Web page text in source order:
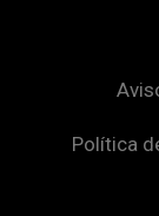
Política